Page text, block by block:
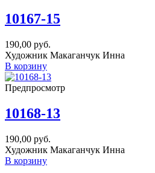
10167-15
190,00 руб.
Художник Макаганчук Инна
В корзину
Предпросмотр
10168-13
190,00 руб.
Художник Макаганчук Инна
В корзину